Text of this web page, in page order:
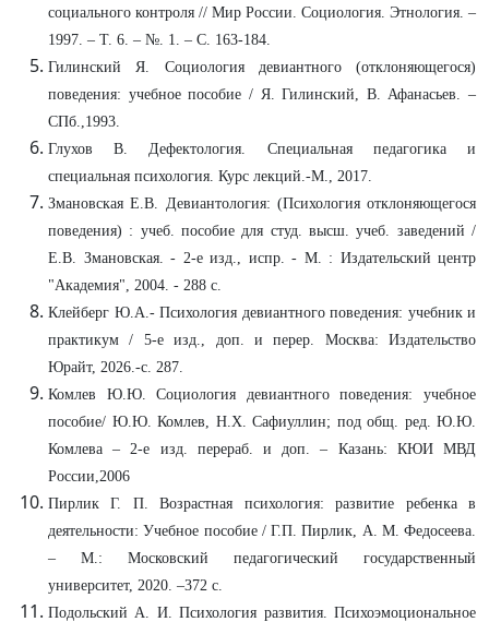
социального контроля // Мир России. Социология. Этнология. –
1997. – Т. 6. – №. 1. – С. 163-184.
Гилинский Я. Социология девиантного (отклоняющегося)
поведения: учебное пособие / Я. Гилинский, В. Афанасьев. –
СПб.,1993.
Глухов В. Дефектология. Специальная педагогика и
специальная психология. Курс лекций.-М., 2017.
Змановская Е.В. Девиантология: (Психология отклоняющегося
поведения) : учеб. пособие для студ. высш. учеб. заведений /
Е.В. Змановская. - 2-е изд., испр. - М. : Издательский центр
"Академия", 2004. - 288 с.
Клейберг Ю.А.- Психология девиантного поведения: учебник и
практикум / 5-е изд., доп. и перер. Москва: Издательство
Юрайт, 2026.-с. 287.
Комлев Ю.Ю. Социология девиантного поведения: учебное
пособие/ Ю.Ю. Комлев, Н.Х. Сафиуллин; под общ. ред. Ю.Ю.
Комлева – 2-е изд. перераб. и доп. – Казань: КЮИ МВД
России,2006
Пирлик Г. П. Возрастная психология: развитие ребенка в
деятельности: Учебное пособие / Г.П. Пирлик, А. М. Федосеева.
– М.: Московский педагогический государственный
университет, 2020. –372 с.
Подольский А. И. Психология развития. Психоэмоциональное